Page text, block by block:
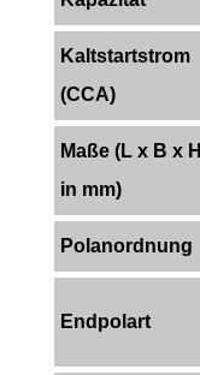
Kaltstartstrom
(CCA)
Maße (L x B x H
in mm)
Polanordnung
Endpolart